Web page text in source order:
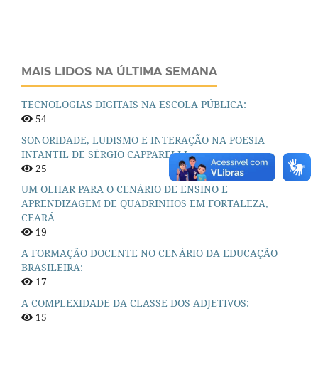
MAIS LIDOS NA ÚLTIMA SEMANA
TECNOLOGIAS DIGITAIS NA ESCOLA PÚBLICA:
54
SONORIDADE, LUDISMO E INTERAÇÃO NA POESIA
INFANTIL DE SÉRGIO CAPPARELLI
25
UM OLHAR PARA O CENÁRIO DE ENSINO E
APRENDIZAGEM DE QUADRINHOS EM FORTALEZA,
CEARÁ
19
A FORMAÇÃO DOCENTE NO CENÁRIO DA EDUCAÇÃO
BRASILEIRA:
17
A COMPLEXIDADE DA CLASSE DOS ADJETIVOS:
15